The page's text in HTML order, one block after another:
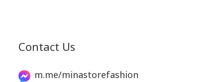
Contact Us
m.me/minastorefashion